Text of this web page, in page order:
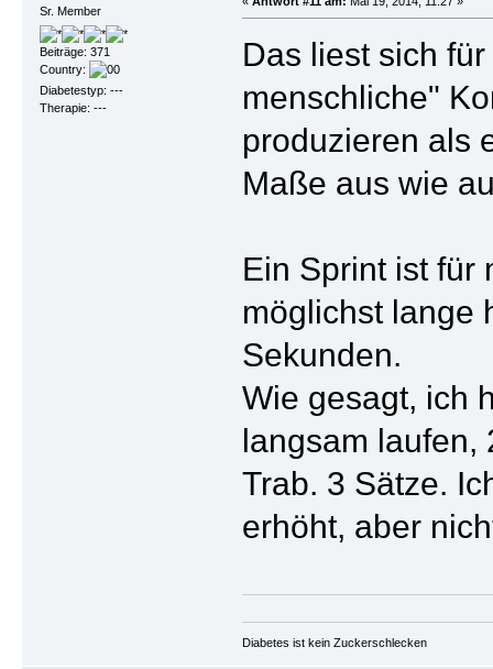
Sr. Member
Beiträge: 371
Country:
Diabetestyp: ---
Therapie: ---
Das liest sich
menschliche"
produzieren als
Maße aus wie
Ein Sprint ist für
möglichst lange
Sekunden.
Wie gesagt, ich
langsam laufen,
Trab. 3 Sätze.
erhöht, aber
Diabetes ist kein Zuckerschlecken